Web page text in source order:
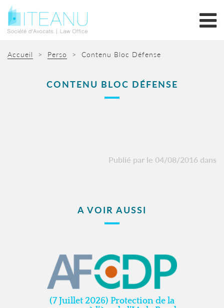
Accueil > Perso > Contenu Bloc Défense
CONTENU BLOC DÉFENSE
Publié par le 04/08/2016 dans
A VOIR AUSSI
(7 Juillet 2026) Protection de la